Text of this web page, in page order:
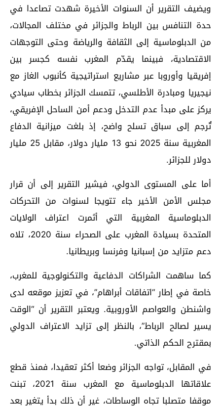
ويضيف التقرير أن السنوات الأخيرة شهدت تصاعدا في
حدة التنافس بين الرباط والجزائر في مختلف المجالات،
من الدبلوماسية إلى الثقافة والرياضة وحتى التوجهات
الاقتصادية، فبينما يقدّم المغرب نفسه كجسر بين
إفريقيا وأوروبا عبر مشاريع استراتيجية كأنبوب الغاز مع
نيجيريا ومبادرة الأطلسي، تتمسك الجزائر بخطاب سيادي
يركز على مبدأ عدم التدخل ودعم أمن الساحل الإفريقي،
تٌرجم إلى سباق تسلح واضح، إذ بلغت ميزانية الدفاع
المغربية سنة 2025 نحو 13 مليار دولار، مقابل 25 مليار
دولار للجزائر.
أما على المستوى الدولي، فيشير التقرير إلى أن قرار
مجلس الأمن الأخير جاء تتويجا لسنوات من التحركات
الدبلوماسية المغربية التي أثمرت اعتراف الولايات
المتحدة بسيادة المغرب على الصحراء سنة 2020، تلاه
دعم متزايد من إسبانيا وفرنسا وبريطانيا.
كما ساهمت الشراكات الدفاعية والتكنولوجية للمغرب،
خاصة في إطار “اتفاقات أبراهام”، في تعزيز موقعه لدى
واشنطن والعواصم الأوروبية. ويعتبر التقرير أن “الوقت
يسير لصالح الرباط”، بالنظر إلى تزايد الاعتراف الدولي
بمقترح الحكم الذاتي.
في المقابل، تواجه الجزائر وضعا أكثر تعقيدا، فمنذ قطع
علاقاتها الدبلوماسية مع المغرب سنة 2021، تبنت
موقفا متصلبا تجاه الوساطات، غير أن ذلك بدأ يتغير بعد